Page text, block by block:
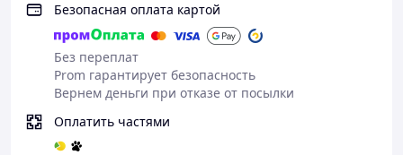
Отримайте товар
Чому варто купувати Товар в нашому
Безопасная оплата картой
Без переплат
Prom гарантирует безопасность
Вернем деньги при отказе от посылки
Оплатить частями